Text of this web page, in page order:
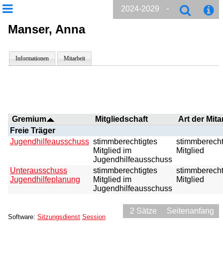
2024-2029
Manser, Anna
Informationen Mitarbeit
Gremium Mitgliedschaft
Art der
Freie Träger
Jugendhilfeausschuss stimmberechtigtes
Mitglied im
Jugendhilfeausschuss
Mitglied
Unterausschuss
Jugendhilfeplanung
stimmberechtigtes
Mitglied im
Jugendhilfeausschuss
Mitglied
2 Sätze Seitenanfang
Software: Sitzungsdienst Session